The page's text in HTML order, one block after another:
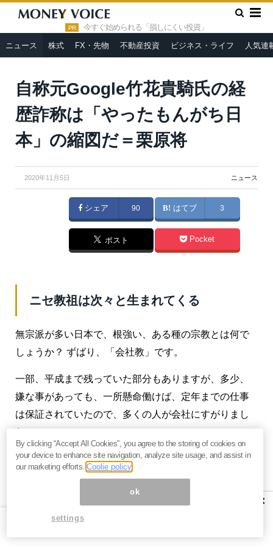
PR 今すぐ始められる「損しにくい投資」
ニュース 株式 FX・先物 不動産投資 ビジネス・ライフ 人気連
HOME » ニュース »
自称元Google竹花貴騎氏の経歴詐称は
「やったもんがち日本」の縮図だ＝栗原将
自称元Google竹花貴騎氏の経
歴詐称は「やったもんがち日
本」の縮図だ＝栗原将
2020年11月5日 ニュース
シェア 90 はてブ 3
ポスト Pocket
ニセ教祖は次々と生まれてくる
無宗派が多い日本で、根強い、ある種の宗教とは何で
しょうか？ ずばり、「会社教」です。
一部、平成まで残っていた部分もありますが、多少、
嫌な事があっても、一所懸命働けば、定年までの仕事
は保証されていたので、多くの人が会社にすがりまし
た。
ところが、もはや会社が自分の一生まで面倒みてくれ
ることはムリなのが、明確になってきました。
もう会社にはすがれないとなると、他に何があるでし
ょうか。
×
By clicking “Accept All Cookies”, you agree to the storing of cookies on
your device to enhance site navigation, analyze site usage, and assist in
our marketing efforts.Coolie policy
ok
settings